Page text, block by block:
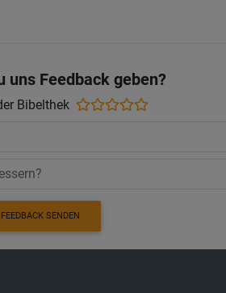
uns Feedback geben?
Bibelthek
FEEDBACK SENDEN